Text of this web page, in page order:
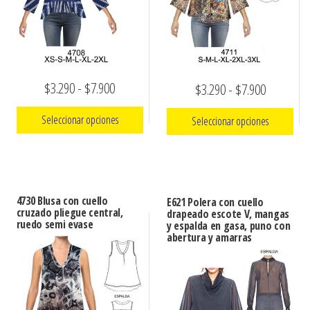
$3.290- $7.900Rango
de
precios:
$7.900
Seleccionar opciones
múltiples
variantes.
Las
opciones
se
$3.290- $7.900Rango
de
precios:
$7.900
Seleccionar opciones
múltiples
variantes.
opciones
se
4730 Blusa con cuello
cruzado pliegue central,
ruedo semi evase
E621 Polera con cuello
drapeado escote V, mangas
y espalda en gasa, puno con
abertura y amarras